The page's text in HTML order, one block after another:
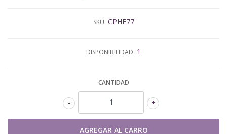
SKU: CPHE77
DISPONIBILIDAD: 1
CANTIDAD
+
-